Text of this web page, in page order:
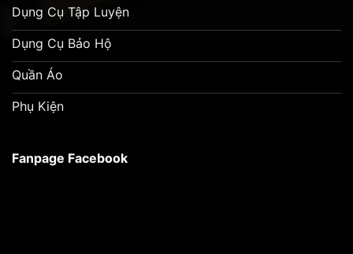
Dụng Cụ Tập Luyện
Dụng Cụ Bảo Hộ
Quần Áo
Phụ Kiện
Fanpage Facebook